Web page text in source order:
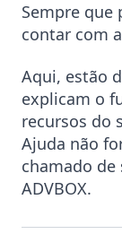
Sempre que
contar com
Aqui, estão
explicam o
recursos do
Ajuda não
chamado
ADVBOX.